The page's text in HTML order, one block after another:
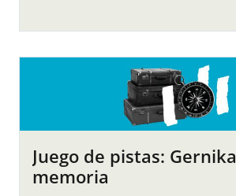
Juego de pistas:
memoria